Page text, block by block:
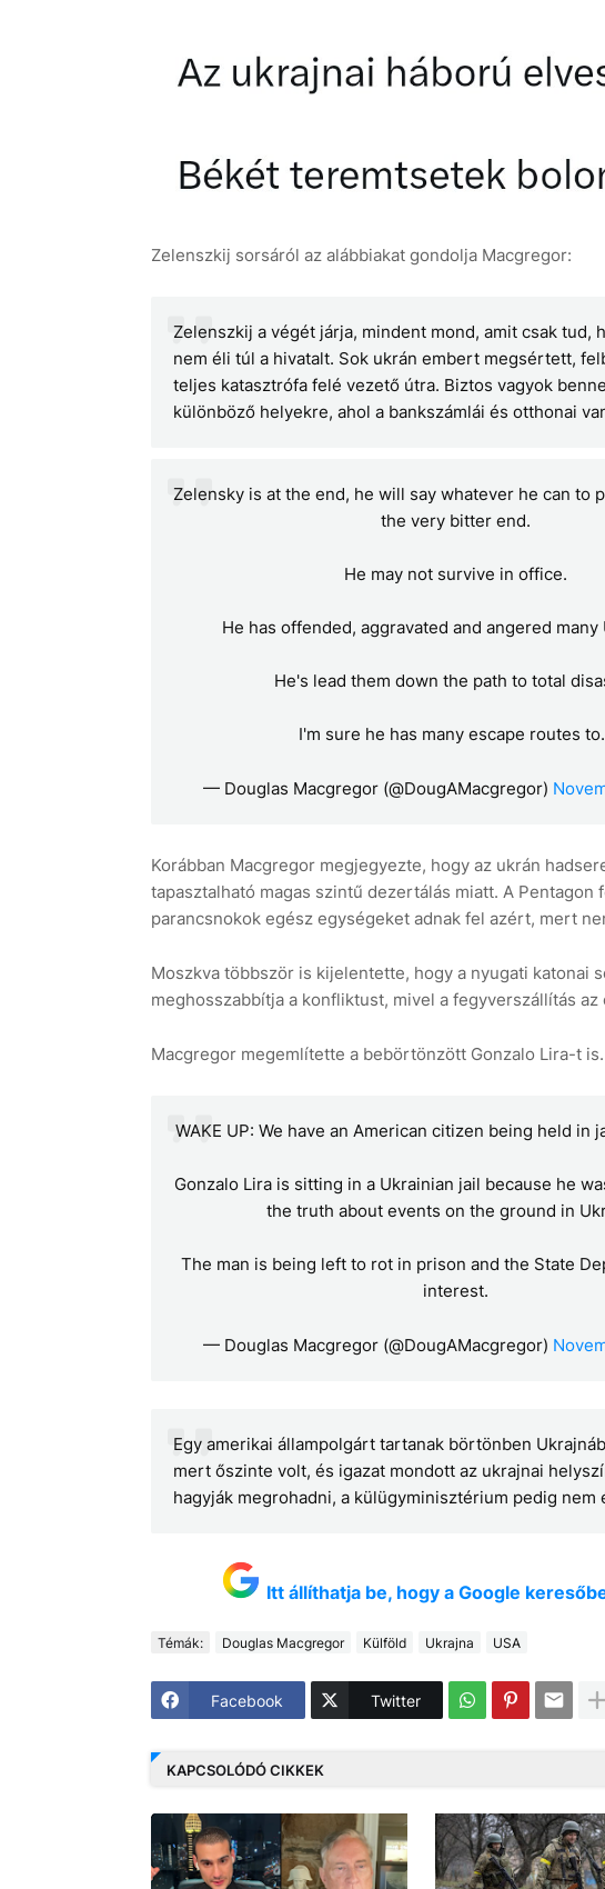
Zelenszkij sorsáról az alábbiakat gondolja Macgregor:
Zelenszkij a végét járja, mindent mond, amit csak tud,
nem éli túl a hivatalt. Sok ukrán embert megsértett,
teljes katasztrófa felé vezető útra. Biztos vagyok
különböző helyekre, ahol a bankszámlái és otthonai
Zelensky is at the end, he will say whatever he can to
the very bitter end.
He may not survive in office.
He has offended, aggravated and angered many
He's lead them down the path to total
I'm sure he has many escape routes
— Douglas Macgregor (@DougAMacgregor)
Korábban Macgregor megjegyezte, hogy az ukrán
tapasztalható magas szintű dezertálás miatt. A
parancsnokok egész egységeket adnak fel azért, mert
Moszkva többször is kijelentette, hogy a nyugati katonai
meghosszabbítja a konfliktust, mivel a fegyverszállítás
Macgregor megemlítette a bebörtönzött Gonzalo Lira-t is.
WAKE UP: We have an American citizen being held in
Gonzalo Lira is sitting in a Ukrainian jail because he
the truth about events on the ground in
The man is being left to rot in prison and the State
interest.
— Douglas Macgregor (@DougAMacgregor)
Egy amerikai állampolgárt tartanak börtönben
mert őszinte volt, és igazat mondott az ukrajnai
hagyják megrohadni, a külügyminisztérium pedig nem
Itt állíthatja be, hogy a Google
Témák: Douglas Macgregor Külföld Ukrajna USA
Facebook Twitter
KAPCSOLÓDÓ CIKKEK